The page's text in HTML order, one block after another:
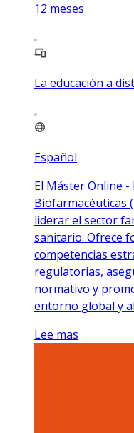
12 meses
La educación a
Español
El Máster Online -
Biofarmacéuticas
liderar el sector
sanitario. Ofrece
competencias
regulatorias,
normativo y
entorno global y
Lee mas